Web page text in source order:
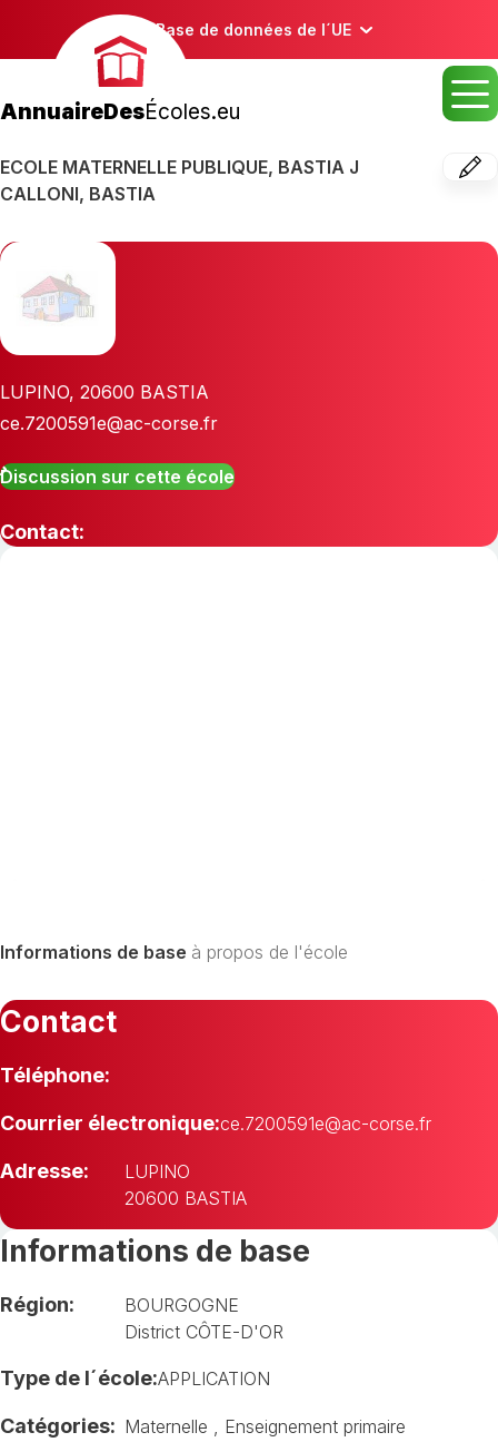
Base de données de l´UE
AnnuaireDesÉcoles.eu
ECOLE MATERNELLE PUBLIQUE, BASTIA J
CALLONI, BASTIA
LUPINO, 20600 BASTIA
ce.7200591e@ac-corse.fr
Discussion sur cette école
Contact:
Informations de base à propos de l'école
Contact
Téléphone:
Courrier électronique:ce.7200591e@ac-corse.fr
Adresse:
LUPINO
20600 BASTIA
Informations de base
Région:
BOURGOGNE
District CÔTE-D'OR
Type de l´école:APPLICATION
Catégories: Maternelle Enseignement primaire